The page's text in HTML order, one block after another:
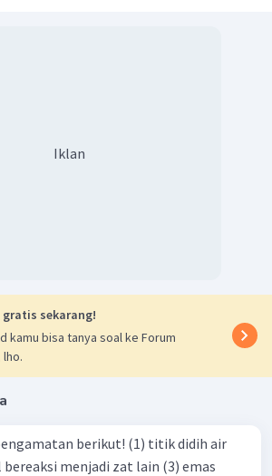
Iklan
gratis sekarang!
kamu bisa tanya soal ke Forum
berikut! (1) titik didih air